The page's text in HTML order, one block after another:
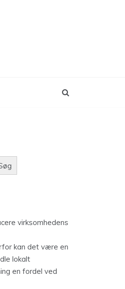
virksomhedens
kan det være en
lokalt
en fordel ved